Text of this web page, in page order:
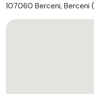
107060 Berceni, Berceni